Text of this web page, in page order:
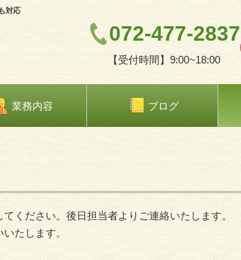
対応
072-477-2837
【受付時間】9:00~18:00
業務内容 ブログ
ください。後日担当者よりご連絡いたします。
たします。